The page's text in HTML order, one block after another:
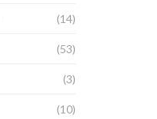
(14)
(53)
(3)
(10)